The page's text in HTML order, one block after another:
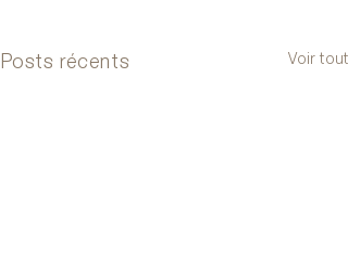
Posts récents Voir tout